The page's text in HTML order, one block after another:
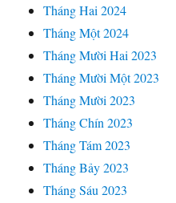
Tháng Hai 2024
Tháng Một 2024
Tháng Mười Hai 2023
Tháng Mười Một 2023
Tháng Mười 2023
Tháng Chín 2023
Tháng Tám 2023
Tháng Bảy 2023
Tháng Sáu 2023